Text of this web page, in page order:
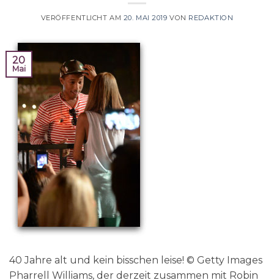
VERÖFFENTLICHT AM 20. MAI 2019 VON REDAKTION
20
Mai
40 Jahre alt und kein bisschen leise! © Getty Images
Pharrell Williams, der derzeit zusammen mit Robin